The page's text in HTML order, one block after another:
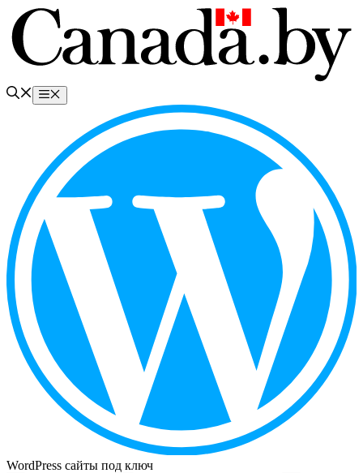
Перейти
содержимому
Меню
WordPress сайты под ключ